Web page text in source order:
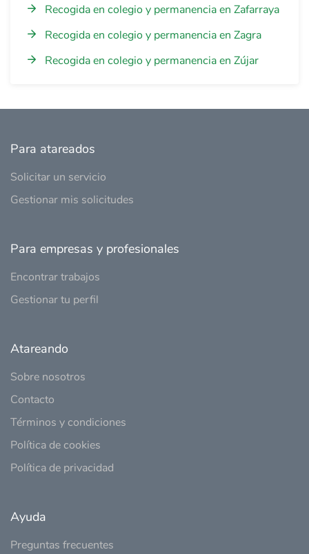
Recogida en colegio y permanencia en Zafarraya
Recogida en colegio y permanencia en Zagra
Recogida en colegio y permanencia en Zújar
Para atareados
Solicitar un servicio
Gestionar mis solicitudes
Para empresas y profesionales
Encontrar trabajos
Gestionar tu perfil
Atareando
Sobre nosotros
Contacto
Términos y condiciones
Política de cookies
Política de privacidad
Ayuda
Preguntas frecuentes